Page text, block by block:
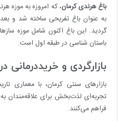
باغ هرندی کرمان، که امروزه به موزه
به عنوان باغ تفریحی ساخته شد و
گردید. این باغ اکنون شامل موزه
باستان شناسی در طبقه اول است.
بازارگردی و خریددرمانی
بازارهای سنتی کرمان، با معماری
تجربه‌ای لذت‌بخش برای علاقه‌مندان
فراهم می‌کنند.